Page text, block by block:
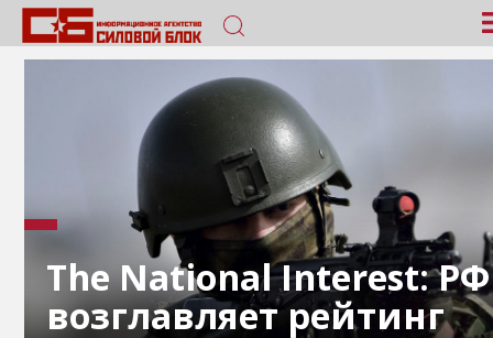
The National Interest: РФ
возглавляет рейтинг